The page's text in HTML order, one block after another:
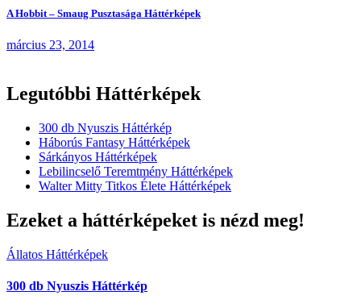
A Hobbit – Smaug Pusztasága Háttérképek
március 23, 2014
Legutóbbi Háttérképek
300 db Nyuszis Háttérkép
Háborús Fantasy Háttérképek
Sárkányos Háttérképek
Lebilincselő Teremtmény Háttérképek
Walter Mitty Titkos Élete Háttérképek
Ezeket a háttérképeket is nézd meg!
Állatos Háttérképek
300 db Nyuszis Háttérkép